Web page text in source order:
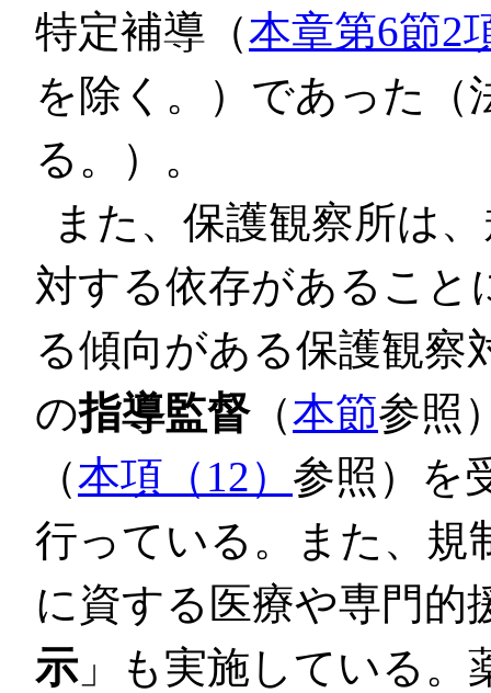
特定補導（本章第6節2
を除く。）であった（
る。）。
また、保護観察所は
対する依存があること
る傾向がある保護観察
の指導監督（本節参照
（本項（12） 参照）を
行っている。また、規
に資する医療や専門的
示」も実施している。